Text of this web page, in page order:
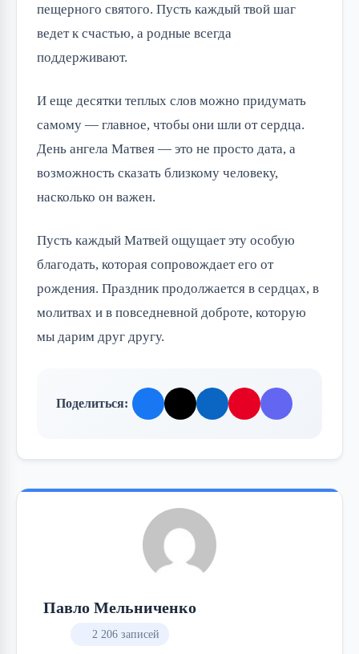
пещерного святого. Пусть каждый твой шаг
ведет к счастью, а родные всегда
поддерживают.
И еще десятки теплых слов можно придумать
самому — главное, чтобы они шли от сердца.
День ангела Матвея — это не просто дата, а
возможность сказать близкому человеку,
насколько он важен.
Пусть каждый Матвей ощущает эту особую
благодать, которая сопровождает его от
рождения. Праздник продолжается в сердцах, в
молитвах и в повседневной доброте, которую
мы дарим друг другу.
Поделиться:
Павло Мельниченко
2 206 записей